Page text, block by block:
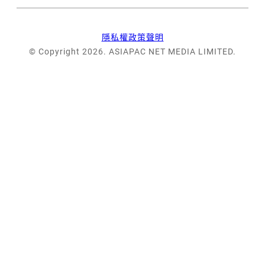
隱私權政策聲明
© Copyright 2026. ASIAPAC NET MEDIA LIMITED.